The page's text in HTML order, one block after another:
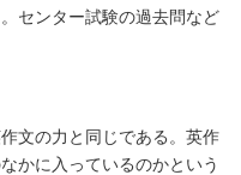
センター試験の過去問など
文の力と同じである。英作
かに入っているのかという